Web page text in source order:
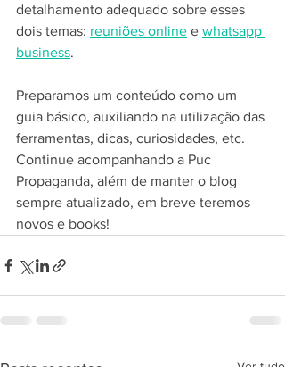
detalhamento adequado sobre esses
dois temas: reuniões online e whatsapp
business.
Preparamos um conteúdo como um
guia básico, auxiliando na utilização das
ferramentas, dicas, curiosidades, etc.
Continue acompanhando a Puc
Propaganda, além de manter o blog
sempre atualizado, em breve teremos
novos e books!